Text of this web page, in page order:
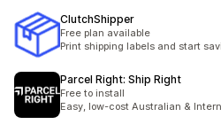
ClutchShipper
Free plan available
Print shipping labels and start
Parcel Right: Ship Right
Free to install
Easy, low-cost Australian &